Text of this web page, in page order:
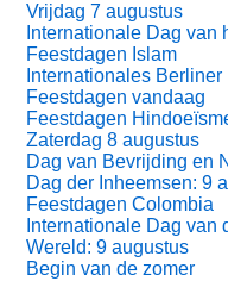
Vrijdag 7 augustus
Internationale Dag van
Feestdagen Islam
Internationales
Feestdagen vandaag
Feestdagen
Zaterdag 8 augustus
Dag van Bevrijding en
Dag der Inheemsen: 9
Feestdagen Colombia
Internationale Dag van
Wereld: 9 augustus
Begin van de zomer